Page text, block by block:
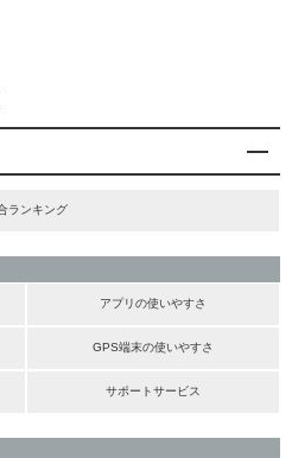
ランキング
アプリの使いやすさ
GPS端末の使いやすさ
サポートサービス